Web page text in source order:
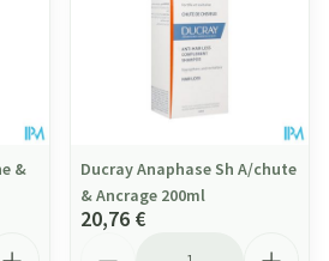
&
Ducray Anaphase Sh A/chute
& Ancrage 200ml
20,76 €